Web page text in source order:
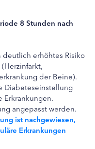
8 Stunden nach
erhöhtes Risiko
der Beine).
Diabeteseinstellung
Erkrankungen.
angepasst werden.
ist nachgewiesen,
Erkrankungen